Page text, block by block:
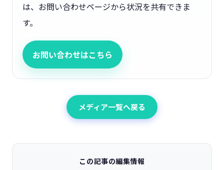
は、お問い合わせページから状況を共有できま
す。
お問い合わせはこちら
メディア一覧へ戻る
この記事の編集情報